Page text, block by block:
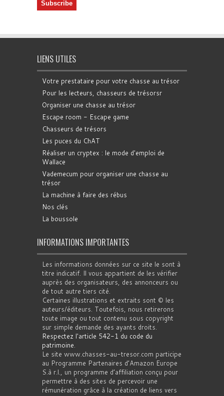
LIENS UTILES
Votre prestataire pour votre chasse au trésor
Pour les lecteurs, chasseurs de trésorsr
Organiser une chasse au trésor
Escape room - Escape game
Chasseurs de trésors
Les puces du ChAT
Réaliser un cryptex : le mode d'emploi de
Wallace
Vademecum pour organiser une chasse au
trésor
La machine à faire des rébus
Nos clés
La boussole
INFORMATIONS IMPORTANTES
Les informations données sur ce site le sont à
titre indicatif. Il vous appartient de les vérifier
auprès des organisateurs, des annonceurs ou
de tout autre tiers cité.
Certaines illustrations et extraits sont © les
auteurs/éditeurs. Toutefois, nous retirerons
toute image ou tout contenu sous copyright
sur simple demande des ayants droits.
Respectez l'article 542-1 du code du
patrimoine.
Le site www.chasses-au-tresor.com participe
au Programme Partenaires d’Amazon Europe
S.à r.l., un programme d’affiliation conçu pour
permettre à des sites de percevoir une
rémunération grâce à la création de liens vers